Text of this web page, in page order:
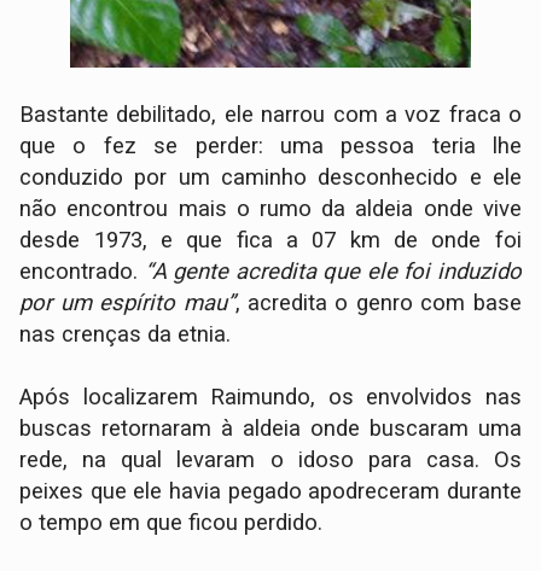
Bastante debilitado, ele narrou com a voz fraca o
que o fez se perder: uma pessoa teria lhe
conduzido por um caminho desconhecido e ele
não encontrou mais o rumo da aldeia onde vive
desde 1973, e que fica a 07 km de onde foi
encontrado. “A gente acredita que ele foi induzido
por um espírito mau”, acredita o genro com base
nas crenças da etnia.
Após localizarem Raimundo, os envolvidos nas
buscas retornaram à aldeia onde buscaram uma
rede, na qual levaram o idoso para casa. Os
peixes que ele havia pegado apodreceram durante
o tempo em que ficou perdido.